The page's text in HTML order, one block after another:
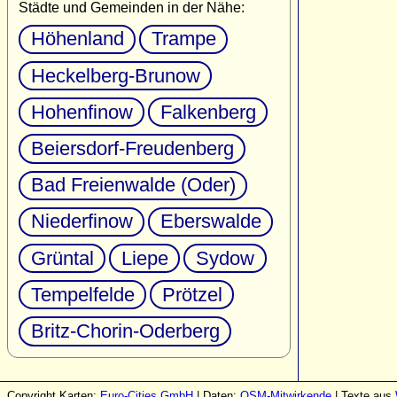
Städte und Gemeinden in der Nähe:
Höhenland
Trampe
Heckelberg-Brunow
Hohenfinow
Falkenberg
Beiersdorf-Freudenberg
Bad Freienwalde (Oder)
Niederfinow
Eberswalde
Grüntal
Liepe
Sydow
Tempelfelde
Prötzel
Britz-Chorin-Oderberg